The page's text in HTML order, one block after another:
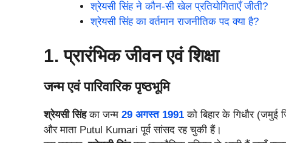
श्रेयसी सिंह ने कौन-सी खेल प्रतियोगिताएँ जीती?
श्रेयसी सिंह का वर्तमान राजनीतिक पद क्या है?
1. प्रारंभिक जीवन एवं शिक्षा
जन्म एवं पारिवारिक पृष्ठभूमि
श्रेयसी सिंहका जन्म 29 अगस्त 1991 को बिहार के गिधौर
और माता Putul Kumari पूर्व सांसद रह चुकी हैं।